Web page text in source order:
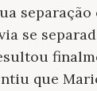
separação
se
que